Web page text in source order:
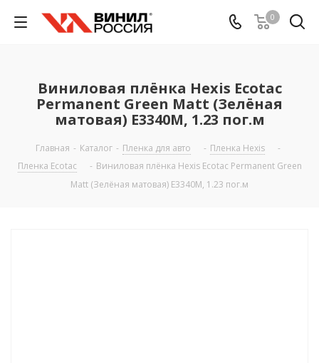
0
Виниловая плёнка Hexis Ecotac
Permanent Green Matt (Зелёная
матовая) E3340M, 1.23 пог.м
Главная - Каталог - Пленка для авто - Пленка Hexis
-
Пленка Ecotac
- Виниловая плёнка Hexis Ecotac Permanent Green
Matt (Зелёная матовая) E3340M, 1.23 пог.м